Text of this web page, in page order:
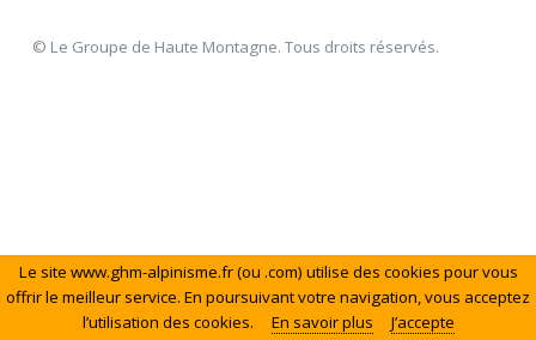
© Le Groupe de Haute Montagne. Tous droits réservés.
Le site www.ghm-alpinisme.fr (ou .com) utilise des cookies pour vous
offrir le meilleur service. En poursuivant votre navigation, vous acceptez
l’utilisation des cookies.
En savoir plus J’accepte